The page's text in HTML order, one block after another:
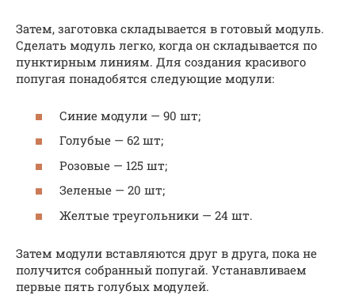
Затем, заготовка складывается в готовый модуль.
Сделать модуль легко, когда он складывается по
пунктирным линиям. Для создания красивого
попугая понадобятся следующие модули:
Синие модули — 90 шт;
Голубые — 62 шт;
Розовые — 125 шт;
Зеленые — 20 шт;
Желтые треугольники — 24 шт.
Затем модули вставляются друг в друга, пока не
получится собранный попугай. Устанавливаем
первые пять голубых модулей.